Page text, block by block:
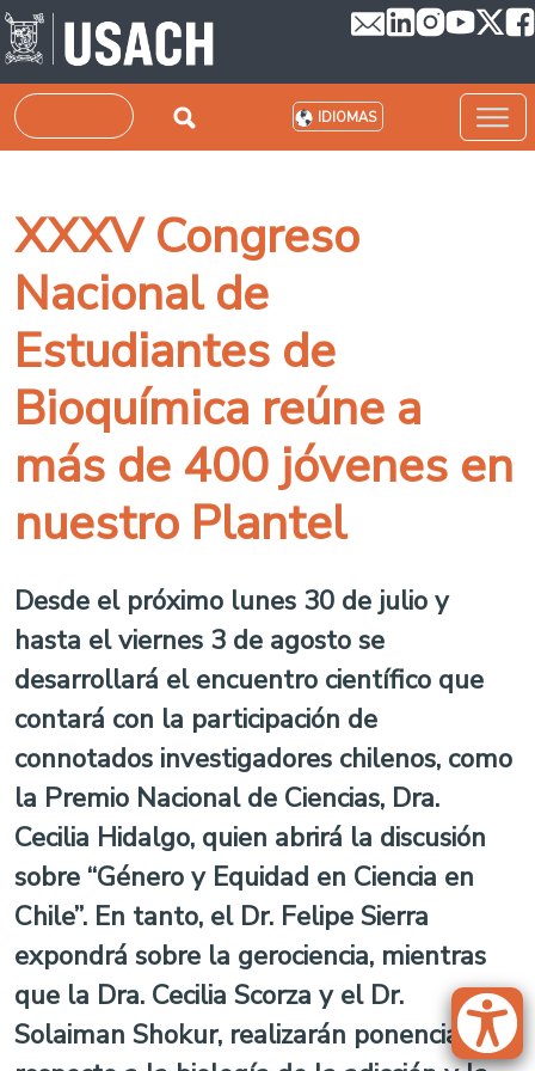
Pasar al contenido principal
Buscar IDIOMAS
XXXV Congreso
Nacional de
Estudiantes de
Bioquímica reúne a
más de 400 jóvenes en
nuestro Plantel
Desde el próximo lunes 30 de julio y
hasta el viernes 3 de agosto se
desarrollará el encuentro científico que
contará con la participación de
connotados investigadores chilenos, como
la Premio Nacional de Ciencias, Dra.
Cecilia Hidalgo, quien abrirá la discusión
sobre “Género y Equidad en Ciencia en
Chile”. En tanto, el Dr. Felipe Sierra
expondrá sobre la gerociencia, mientras
que la Dra. Cecilia Scorza y el Dr.
Solaiman Shokur, realizarán ponencias con